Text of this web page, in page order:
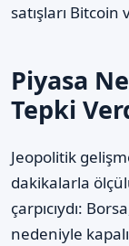
satışları
Piyasa
Tepki
Jeopolitik
dakikalarla
çarpıcıydı:
nedeniyle